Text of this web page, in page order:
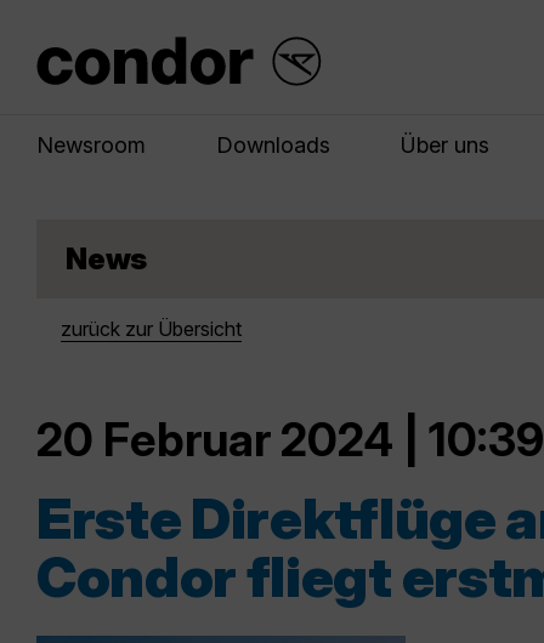
Newsroom Downloads Über uns
News
zurück zur Übersicht
20 Februar 2024 |
Erste Direktflüge
Condor fliegt